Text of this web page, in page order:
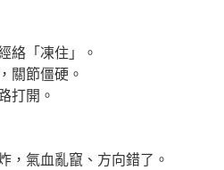
絡「凍住」。
關節僵硬。
打開。
，氣血亂竄、方向錯了。